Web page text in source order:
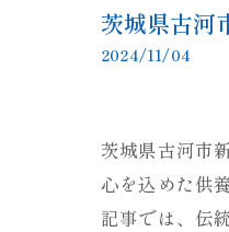
茨城県古河
2024/11/04
茨城県古河市
心を込めた供
記事では、伝